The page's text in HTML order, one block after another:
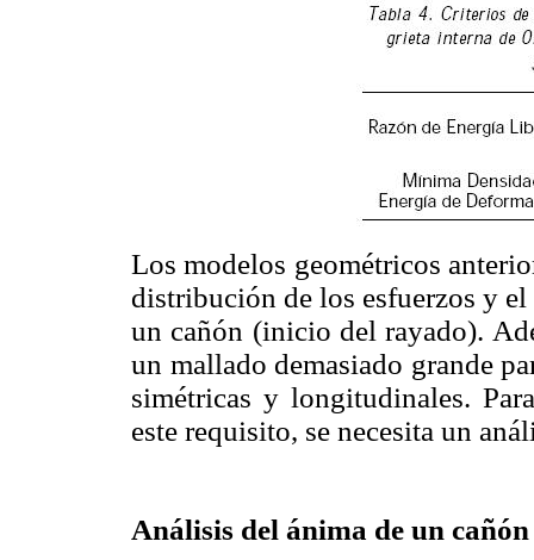
Los modelos geométricos
distribución de los esfuerzos y
un cañón (inicio del rayado).
un mallado demasiado grande
simétricas y longitudinales.
este requisito, se necesita un
Análisis del ánima de un cañón